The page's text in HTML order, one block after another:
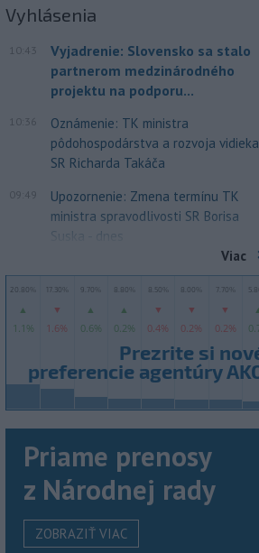
Vyhlásenia
10:43
Vyjadrenie: Slovensko sa stalo
partnerom medzinárodného
projektu na podporu...
10:36
Oznámenie: TK ministra
pôdohospodárstva a rozvoja vidieka
SR Richarda Takáča
09:49
Upozornenie: Zmena termínu TK
ministra spravodlivosti SR Borisa
Suska - dnes
Viac
Priame prenosy
z Národnej rady
ZOBRAZIŤ VIAC